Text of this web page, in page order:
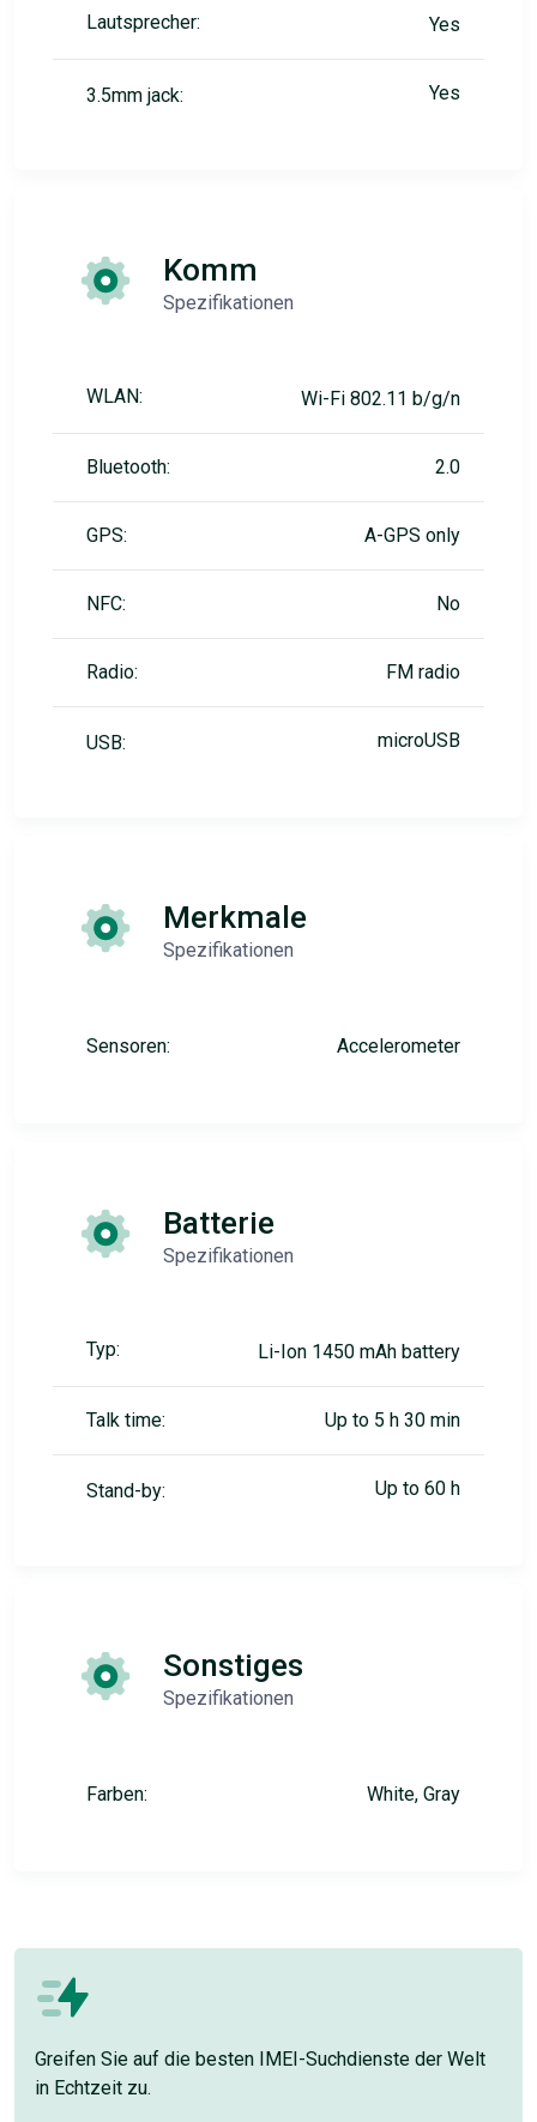
Lautsprecher: Yes
3.5mm jack: Yes
Komm
Spezifikationen
WLAN: Wi-Fi 802.11 b/g/n
Bluetooth: 2.0
GPS: A-GPS only
NFC: No
Radio: FM radio
USB: microUSB
Merkmale
Spezifikationen
Sensoren: Accelerometer
Batterie
Spezifikationen
Typ: Li-Ion 1450 mAh battery
Talk time: Up to 5 h 30 min
Stand-by: Up to 60 h
Sonstiges
Spezifikationen
Farben: White, Gray
Greifen Sie auf die besten IMEI-Suchdienste der Welt
in Echtzeit zu.